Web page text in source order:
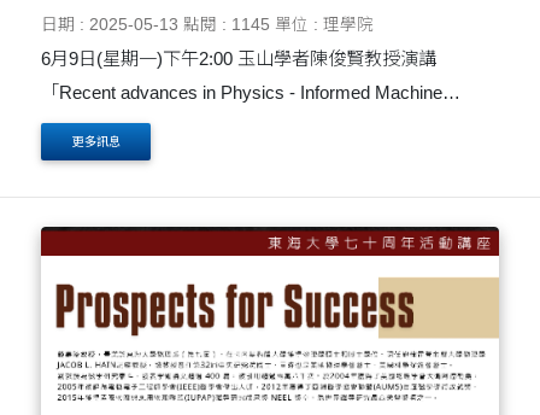
日期 : 2025-05-13 點閱 : 1145 單位 : 理學院
6月9日(星期一)下午2:00 玉山學者陳俊賢教授演講
「Recent advances in Physics - Informed Machine
Learning and Data-Driven Computing」
更多訊息